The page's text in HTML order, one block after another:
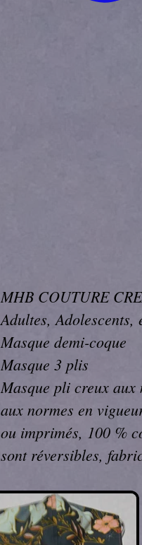
MHB COUTURE
Adultes, Adolescents,
Masque demi-coque
Masque 3 plis
Masque pli creux aux
aux normes en
ou imprimés, 100 %
sont réversibles,